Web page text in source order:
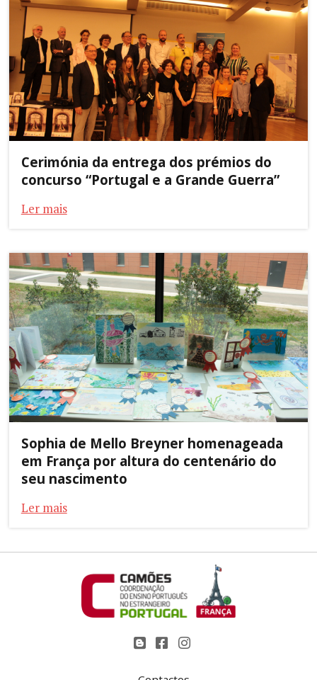
Cerimónia da entrega dos prémios do
concurso “Portugal e a Grande Guerra”
Ler mais
Sophia de Mello Breyner homenageada
em França por altura do centenário do
seu nascimento
Ler mais